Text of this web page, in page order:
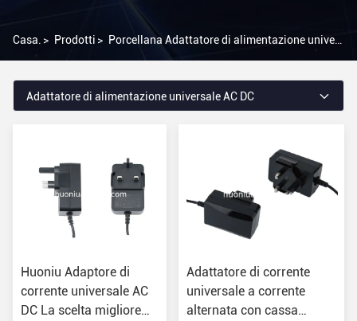
Casa. > Prodotti > Porcellana Adattatore di alimentazione universale AC DC
Adattatore di alimentazione universale AC DC
Huoniu Adaptore di
corrente universale AC
DC La scelta migliore
Adattatore di corrente
universale a corrente
alternata con cassa